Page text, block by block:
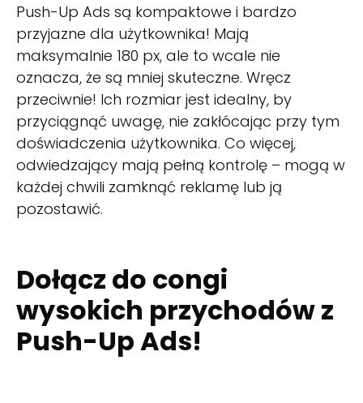
Push-Up Ads są kompaktowe i bardzo
przyjazne dla użytkownika! Mają
maksymalnie 180 px, ale to wcale nie
oznacza, że są mniej skuteczne. Wręcz
przeciwnie! Ich rozmiar jest idealny, by
przyciągnąć uwagę, nie zakłócając przy tym
doświadczenia użytkownika. Co więcej,
odwiedzający mają pełną kontrolę – mogą w
każdej chwili zamknąć reklamę lub ją
pozostawić.
Dołącz do congi
wysokich przychodów z
Push-Up Ads!